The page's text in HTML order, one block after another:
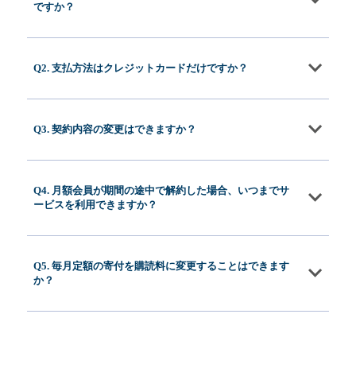
ですか？
Q2. 支払方法はクレジットカードだけですか？
Q3. 契約内容の変更はできますか？
Q4. 月額会員が期間の途中で解約した場合、いつまでサ
ービスを利用できますか？
Q5. 毎月定額の寄付を購読料に変更することはできます
か？